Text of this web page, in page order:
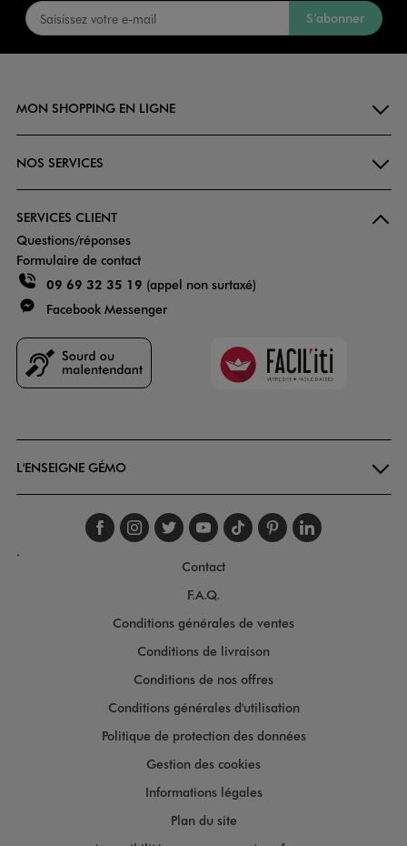
S’abonner
MON SHOPPING EN LIGNE
NOS SERVICES
SERVICES CLIENT
Questions/réponses
Formulaire de contact
09 69 32 35 19 (appel non surtaxé)
Facebook Messenger
Faciliti
L'ENSEIGNE GÉMO
Suivez-nous sur
Suivez-nous sur
Suivez-nous sur
Suivez-nous
Suivez-nous
Suivez-
.
Contact
F.A.Q.
Conditions générales de ventes
Conditions de livraison
Conditions de nos offres
Conditions générales d'utilisation
Politique de protection des données
Gestion des cookies
Informations légales
Plan du site